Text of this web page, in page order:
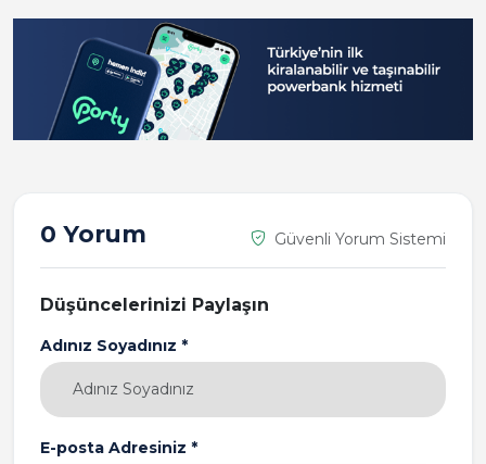
0 Yorum Güvenli Yorum Sistemi
Düşüncelerinizi Paylaşın
Adınız Soyadınız *
E-posta Adresiniz *